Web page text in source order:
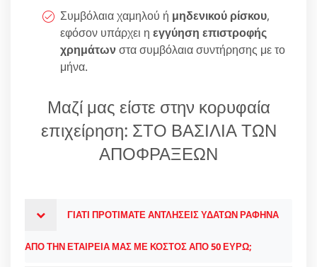
Συμβόλαια χαμηλού ή μηδενικού ρίσκου,
εφόσον υπάρχει η εγγύηση επιστροφής
χρημάτωνστα συμβόλαια συντήρησης με το
μήνα.
Μαζί μας είστε στην κορυφαία
επιχείρηση: ΣΤΟ ΒΑΣΙΛΙΑ ΤΩΝ
ΑΠΟΦΡΑΞΕΩΝ
ΓΙΑΤΙ ΠΡΟΤΙΜΑΤΕ ΑΝΤΛΗΣΕΙΣ ΥΔΑΤΩΝ ΡΑΦΗΝΑ
ΑΠΟ ΤΗΝ ΕΤΑΙΡΕΙΑ ΜΑΣ ΜΕ ΚΟΣΤΟΣ ΑΠΟ 50 ΕΥΡΩ;